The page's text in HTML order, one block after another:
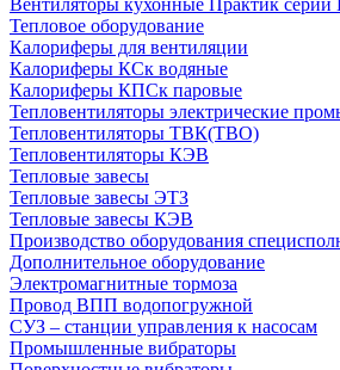
Вентиляторы кухонные Практик
Тепловое оборудование
Калориферы для вентиляции
Калориферы КСк водяные
Калориферы КПСк паровые
Тепловентиляторы электрические
Тепловентиляторы ТВК(ТВО)
Тепловентиляторы КЭВ
Тепловые завесы
Тепловые завесы ЭТЗ
Тепловые завесы КЭВ
Производство оборудования
Дополнительное оборудование
Электромагнитные тормоза
Провод ВПП водопогружной
СУЗ – станции управления к насосам
Промышленные вибраторы